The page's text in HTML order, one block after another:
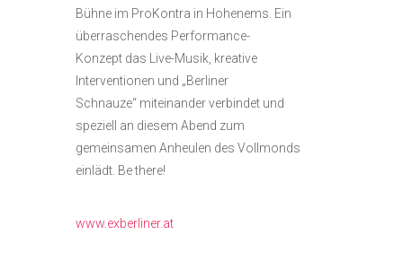
Bühne im ProKontra in Hohenems. Ein
überraschendes Performance-
Konzept das Live-Musik, kreative
Interventionen und „Berliner
Schnauze“ miteinander verbindet und
speziell an diesem Abend zum
gemeinsamen Anheulen des Vollmonds
einlädt. Be there!
www.exberliner.at